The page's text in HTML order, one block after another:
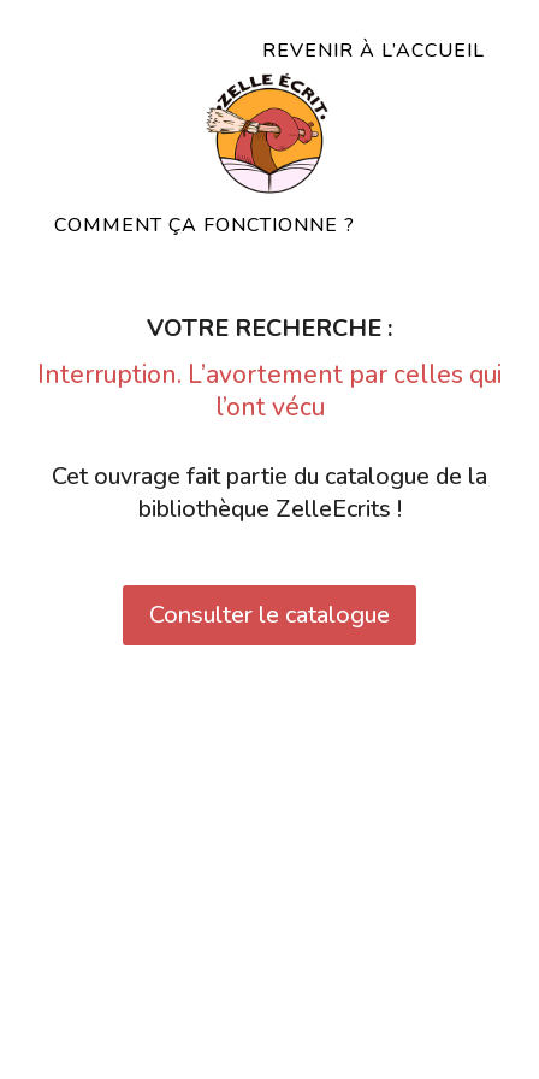
REVENIR À L’ACCUEIL
COMMENT ÇA FONCTIONNE ?
VOTRE RECHERCHE :
Interruption. L’avortement par celles qui
l’ont vécu
Cet ouvrage fait partie du catalogue de la
bibliothèque ZelleEcrits !
Consulter le catalogue